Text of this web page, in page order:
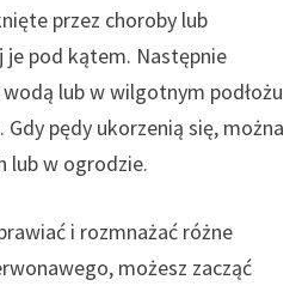
przez choroby lub
pod kątem. Następnie
lub w wilgotnym podłożu
Gdy pędy ukorzenią się, można
lub w ogrodzie.
i rozmnażać różne
możesz zacząć